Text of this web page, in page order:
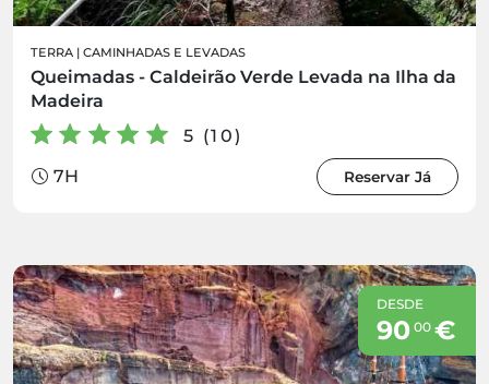
TERRA | CAMINHADAS E LEVADAS
Queimadas - Caldeirão Verde Levada na Ilha da
Madeira
5 (10)
7H
Reservar Já
DESDE
90 00€